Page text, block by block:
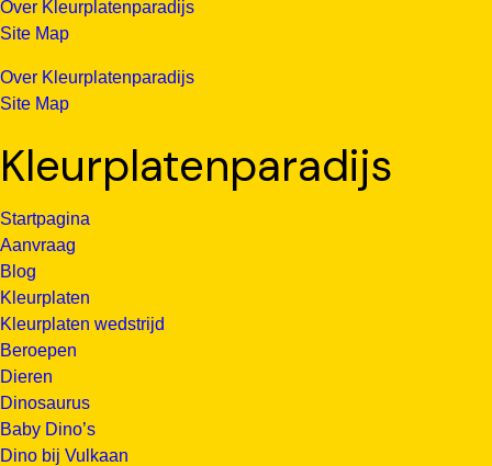
Over Kleurplatenparadijs
Site Map
Over Kleurplatenparadijs
Site Map
Kleurplatenparadijs
Startpagina
Aanvraag
Blog
Kleurplaten
Kleurplaten wedstrijd
Beroepen
Dieren
Dinosaurus
Baby Dino’s
Dino bij Vulkaan